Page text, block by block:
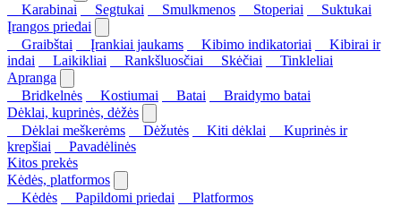
Karabinai
Segtukai Smulkmenos Stoperiai
Suktukai
Įrangos priedai
Graibštai
Įrankiai jaukams Kibimo indikatoriai
Kibirai ir
indai
Laikikliai Rankšluosčiai Skėčiai
Tinkleliai
Apranga
Bridkelnės
Kostiumai Batai
Braidymo batai
Dėklai, kuprinės, dėžės
Dėklai meškerėms
Dėžutės Kiti dėklai
Kuprinės ir
krepšiai
Pavadėlinės
Kitos prekės
Kėdės, platformos
Kėdės
Papildomi priedai
Platformos